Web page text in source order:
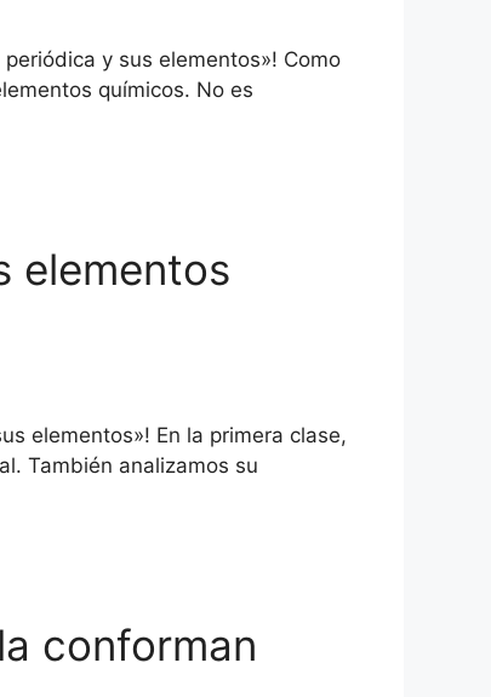
y sus elementos»! Como
químicos. No es
elementos
elementos»! En la primera clase,
También analizamos su
conforman